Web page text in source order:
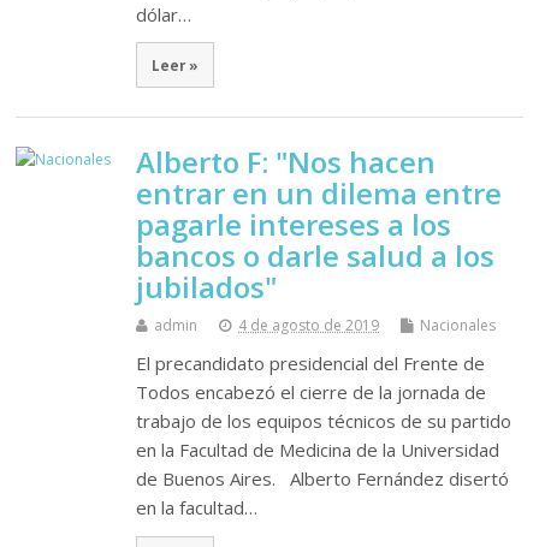
dólar…
Leer »
Alberto F: "Nos hacen
entrar en un dilema entre
pagarle intereses a los
bancos o darle salud a los
jubilados"
admin 4 de agosto de 2019 Nacionales
El precandidato presidencial del Frente de
Todos encabezó el cierre de la jornada de
trabajo de los equipos técnicos de su partido
en la Facultad de Medicina de la Universidad
de Buenos Aires. Alberto Fernández disertó
en la facultad…